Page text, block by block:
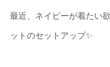
最近、ネイビーが着たい
ットのセットアップ✨